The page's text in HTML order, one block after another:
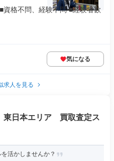
格不問、経験不問 ■経験者歓
気になる
求人を見る
東日本エリア 買取査定ス
活かしませんか？